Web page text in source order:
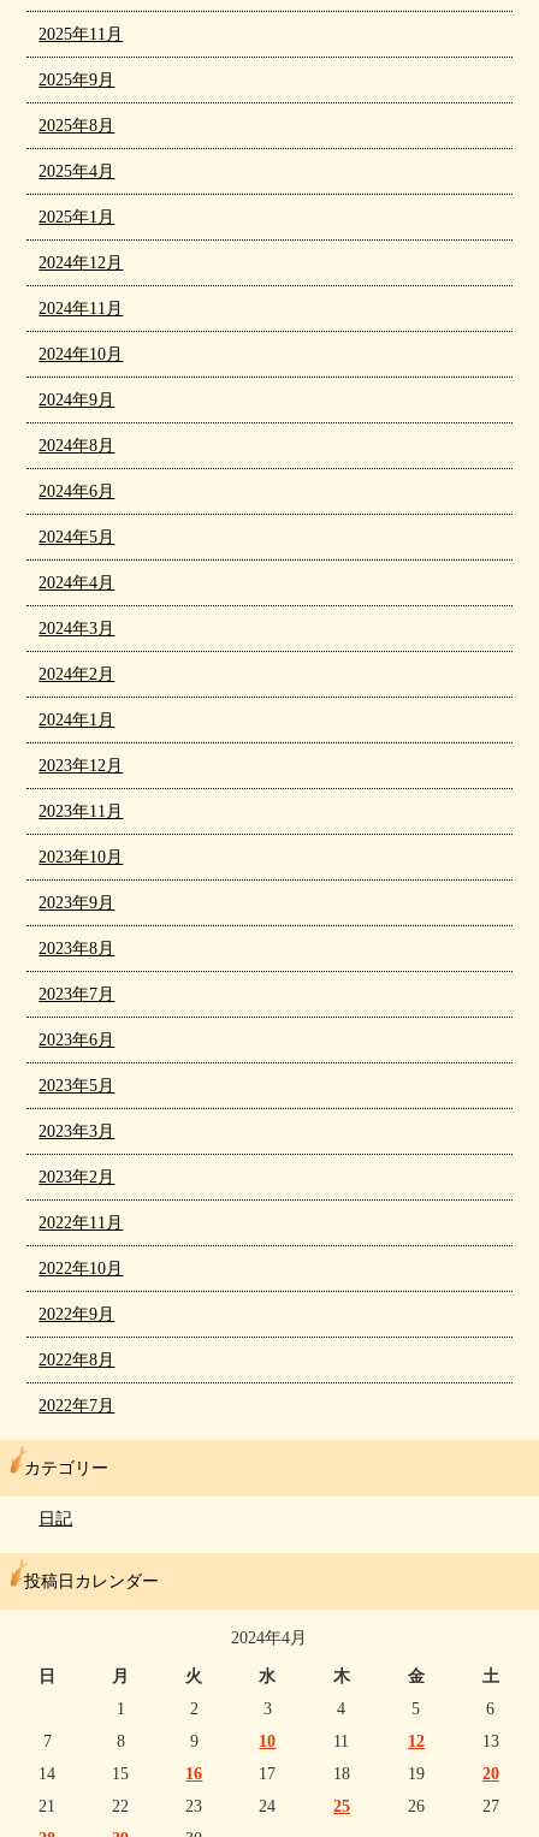
2025年11月
2025年9月
2025年8月
2025年4月
2025年1月
2024年12月
2024年11月
2024年10月
2024年9月
2024年8月
2024年6月
2024年5月
2024年4月
2024年3月
2024年2月
2024年1月
2023年12月
2023年11月
2023年10月
2023年9月
2023年8月
2023年7月
2023年6月
2023年5月
2023年3月
2023年2月
2022年11月
2022年10月
2022年9月
2022年8月
2022年7月
カテゴリー
日記
投稿日カレンダー
2024年4月
日 月 火 水 木 金
土
1
2 3 4 5
6
7
8 9 10 11 12
13
14
15 16 17 18 19
20
21
22 23 24 25 26
27